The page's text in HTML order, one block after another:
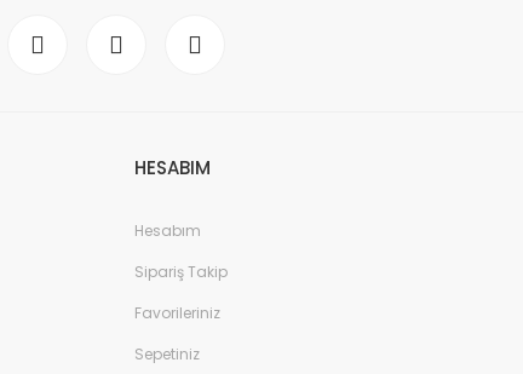
HESABIM
Hesabım
Sipariş Takip
Favorileriniz
Sepetiniz